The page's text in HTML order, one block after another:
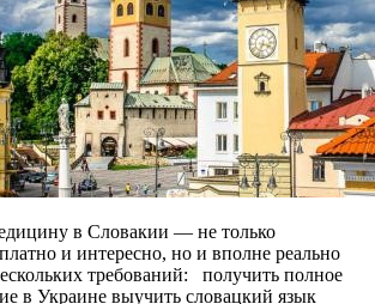
в Словакии — не только
и интересно, но и вполне реально
требований: получить полное
в Украине выучить словацкий язык